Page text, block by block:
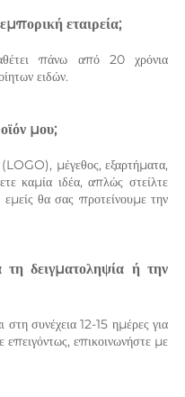
εταιρεία;
πάνω από 20 χρόνια
ειδών.
μου;
μέγεθος, εξαρτήματα,
καμία ιδέα, απλώς στείλτε
θα σας προτείνουμε την
τη δειγματοληψία ή την
συνέχεια 12-15 ημέρες για
επειγόντως, επικοινωνήστε με